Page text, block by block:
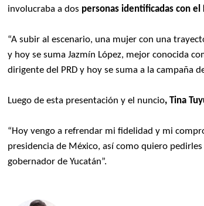
involucraba a dos personas identificadas con
“A subir al escenario, una mujer con una
y hoy se suma Jazmín López, mejor conocida
dirigente del PRD y hoy se suma a la campaña
Luego de esta presentación y el nuncio, Tina
“Hoy vengo a refrendar mi fidelidad y mi
presidencia de México, así como quiero
gobernador de Yucatán”.